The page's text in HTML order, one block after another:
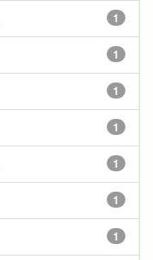
1
1
1
1
1
1
1